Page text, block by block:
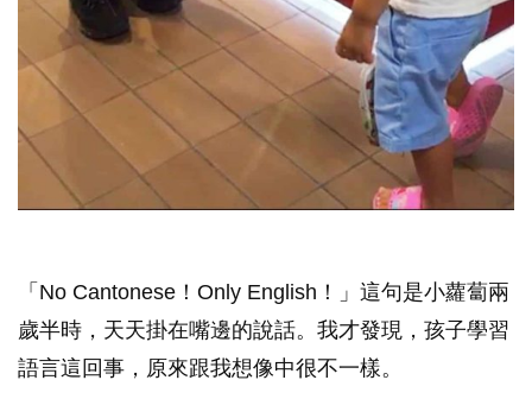
「No Cantonese！Only English！」這句是小蘿蔔兩
歲半時，天天掛在嘴邊的說話。我才發現，孩子學習
語言這回事，原來跟我想像中很不一樣。